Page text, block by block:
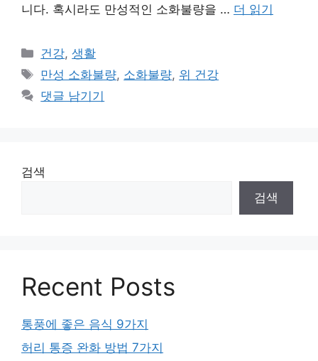
니다. 혹시라도 만성적인 소화불량을 … 더 읽기
카
테
리
건강,생활
태
그
만성 소화불량, 소화불량, 위 건강
댓글 남기기
검색
검색
Recent Posts
통풍에 좋은 음식 9가지
허리 통증 완화 방법 7가지